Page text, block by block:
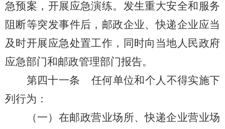
急预案，开展应急演练。发生重大安全和服务
阻断等突发事件后，邮政企业、快递企业应当
及时开展应急处置工作，同时向当地人民政府
应急部门和邮政管理部门报告。
第四十一条
任何单位和个人不得实施下
列行为：
（一）在邮政营业场所、快递企业营业场